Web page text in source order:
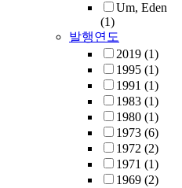
Um, Eden
(1)
발행연도
2019 (1)
1995 (1)
1991 (1)
1983 (1)
1980 (1)
1973 (6)
1972 (2)
1971 (1)
1969 (2)